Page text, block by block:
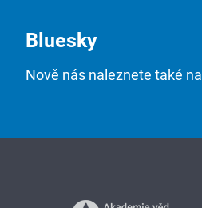
Bluesky
Nově nás naleznete také na